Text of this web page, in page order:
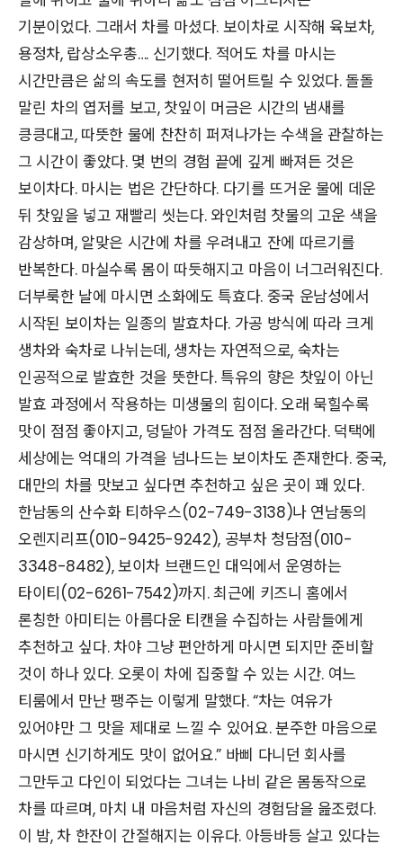
기분이었다. 그래서 차를 마셨다. 보이차로 시작해 육보차,
용정차, 랍상소우총…. 신기했다. 적어도 차를 마시는
시간만큼은 삶의 속도를 현저히 떨어트릴 수 있었다. 돌돌
말린 차의 엽저를 보고, 찻잎이 머금은 시간의 냄새를
킁킁대고, 따뜻한 물에 찬찬히 퍼져나가는 수색을 관찰하는
그 시간이 좋았다. 몇 번의 경험 끝에 깊게 빠져든 것은
보이차다. 마시는 법은 간단하다. 다기를 뜨거운 물에 데운
뒤 찻잎을 넣고 재빨리 씻는다. 와인처럼 찻물의 고운 색을
감상하며, 알맞은 시간에 차를 우려내고 잔에 따르기를
반복한다. 마실수록 몸이 따듯해지고 마음이 너그러워진다.
더부룩한 날에 마시면 소화에도 특효다. 중국 운남성에서
시작된 보이차는 일종의 발효차다. 가공 방식에 따라 크게
생차와 숙차로 나뉘는데, 생차는 자연적으로, 숙차는
인공적으로 발효한 것을 뜻한다. 특유의 향은 찻잎이 아닌
발효 과정에서 작용하는 미생물의 힘이다. 오래 묵힐수록
맛이 점점 좋아지고, 덩달아 가격도 점점 올라간다. 덕택에
세상에는 억대의 가격을 넘나드는 보이차도 존재한다. 중국,
대만의 차를 맛보고 싶다면 추천하고 싶은 곳이 꽤 있다.
한남동의 산수화 티하우스(02-749-3138)나 연남동의
오렌지리프(010-9425-9242), 공부차 청담점(010-
3348-8482), 보이차 브랜드인 대익에서 운영하는
타이티(02-6261-7542)까지. 최근에 키즈니 홈에서
론칭한 아미티는 아름다운 티캔을 수집하는 사람들에게
추천하고 싶다. 차야 그냥 편안하게 마시면 되지만 준비할
것이 하나 있다. 오롯이 차에 집중할 수 있는 시간. 여느
티룸에서 만난 팽주는 이렇게 말했다. “차는 여유가
있어야만 그 맛을 제대로 느낄 수 있어요. 분주한 마음으로
마시면 신기하게도 맛이 없어요.” 바삐 다니던 회사를
그만두고 다인이 되었다는 그녀는 나비 같은 몸동작으로
차를 따르며, 마치 내 마음처럼 자신의 경험담을 읊조렸다.
이 밤, 차 한잔이 간절해지는 이유다. 아등바등 살고 있다는